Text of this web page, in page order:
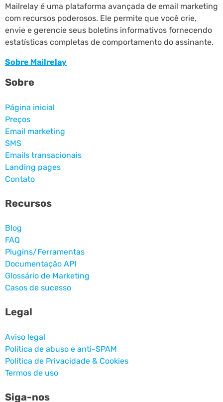
Mailrelay é uma plataforma avançada de email marketing
com recursos poderosos. Ele permite que você crie,
envie e gerencie seus boletins informativos fornecendo
estatísticas completas de comportamento do assinante.
Sobre Mailrelay
Sobre
Página inicial
Preços
Email marketing
SMS
Emails transacionais
Landing pages
Contato
Recursos
Blog
FAQ
Plugins/Ferramentas
Documentação API
Glossário de Marketing
Casos de sucesso
Legal
Aviso legal
Política de abuso e anti-SPAM
Política de Privacidade & Cookies
Termos de uso
Siga-nos